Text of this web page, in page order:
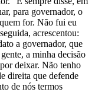
para governador, o
for. Não fui eu
acrescentou:
a governador, que
a minha decisão
deixar. Não tenho
direita que defende
de nós termos